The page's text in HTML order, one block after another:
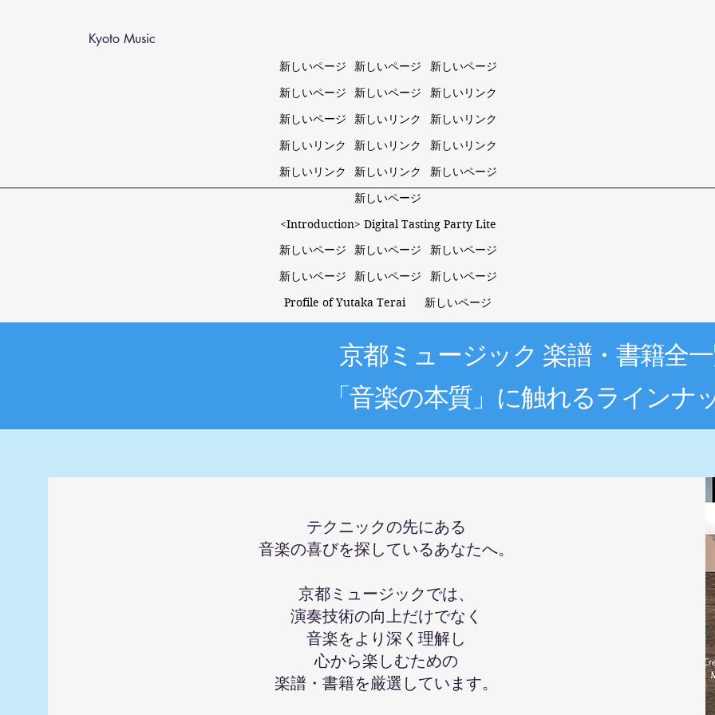
Kyoto Music
新しいページ 新しいページ
新しいページ
新しいページ
新しいページ
新しいリンク
新しいページ
新しいリンク
新しいリンク
新しいリンク
新しいリンク
新しいリンク
新しいリンク
新しいリンク
新しいページ
新しいページ
<Introduction> Digital Tasting Party Lite
新しいページ
新しいページ
新しいページ
新しいページ
新しいページ
新しいページ
Profile of Yutaka Terai
新しいページ
京都ミュージック 楽譜・書籍全
「音楽の本質」に触れるラインナ
テクニックの先にある
音楽の喜びを探しているあなたへ。
京都ミュージックでは、
演奏技術の向上だけでなく
音楽をより深く理解し
心から楽しむための
楽譜・書籍を厳選しています。